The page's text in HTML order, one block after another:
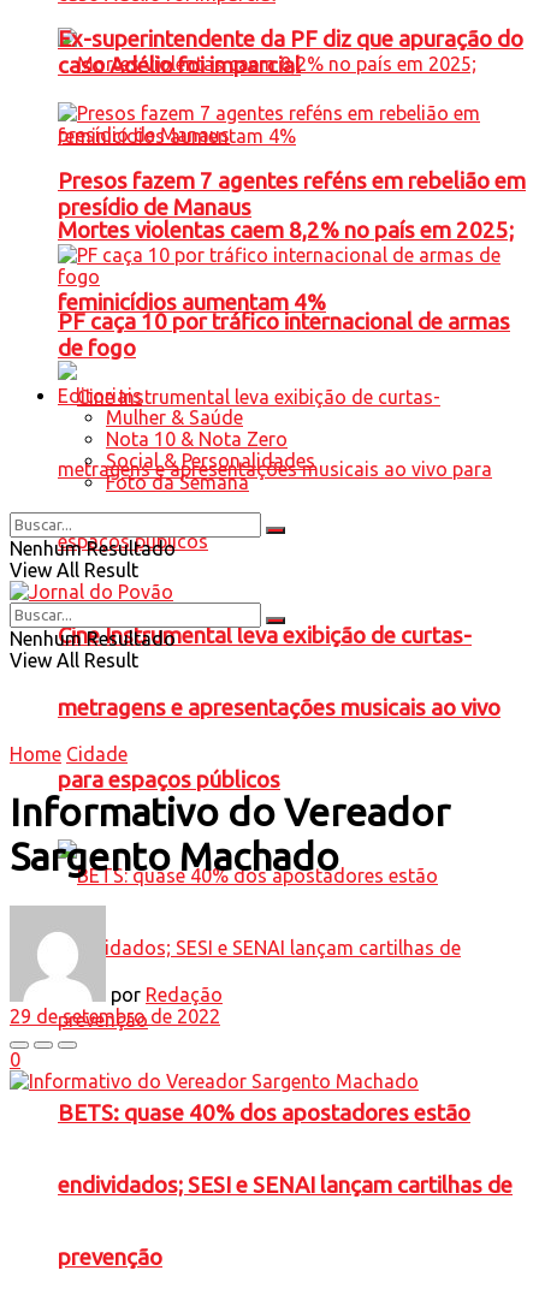
Mortes violentas caem 8,2% no país em 2025;
feminicídios aumentam 4%
Cine Instrumental leva exibição de curtas-
metragens e apresentações musicais ao vivo
para espaços públicos
BETS: quase 40% dos apostadores estão
endividados; SESI e SENAI lançam cartilhas de
prevenção
Ex-superintendente da PF diz que apuração do
caso Adélio foi imparcial
Presos fazem 7 agentes reféns em rebelião em
presídio de Manaus
PF caça 10 por tráfico internacional de armas
de fogo
Editoriais
Mulher & Saúde
Nota 10 & Nota Zero
Social & Personalidades
Foto da Semana
Nenhum Resultado
View All Result
Nenhum Resultado
View All Result
Home Cidade
Informativo do Vereador
Sargento Machado
por Redação
29 de setembro de 2022
0